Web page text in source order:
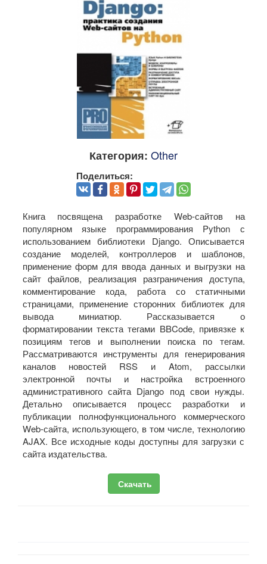
Категория: Other
Поделиться:
Книга посвящена разработке Web-сайтов на
популярном языке программирования Python с
использованием библиотеки Django. Описывается
создание моделей, контроллеров и шаблонов,
применение форм для ввода данных и выгрузки на
сайт файлов, реализация разграничения доступа,
комментирование кода, работа со статичными
страницами, применение сторонних библиотек для
вывода миниатюр. Рассказывается о
форматировании текста тегами BBCode, привязке к
позициям тегов и выполнении поиска по тегам.
Рассматриваются инструменты для генерирования
каналов новостей RSS и Atom, рассылки
электронной почты и настройка встроенного
административного сайта Django под свои нужды.
Детально описывается процесс разработки и
публикации полнофункционального коммерческого
Web-сайта, использующего, в том числе, технологию
AJAX. Все исходные коды доступны для загрузки с
сайта издательства.
Скачать